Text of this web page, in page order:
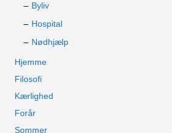
Byliv
Hospital
Nødhjælp
Hjemme
Filosofi
Kærlighed
Forår
Sommer